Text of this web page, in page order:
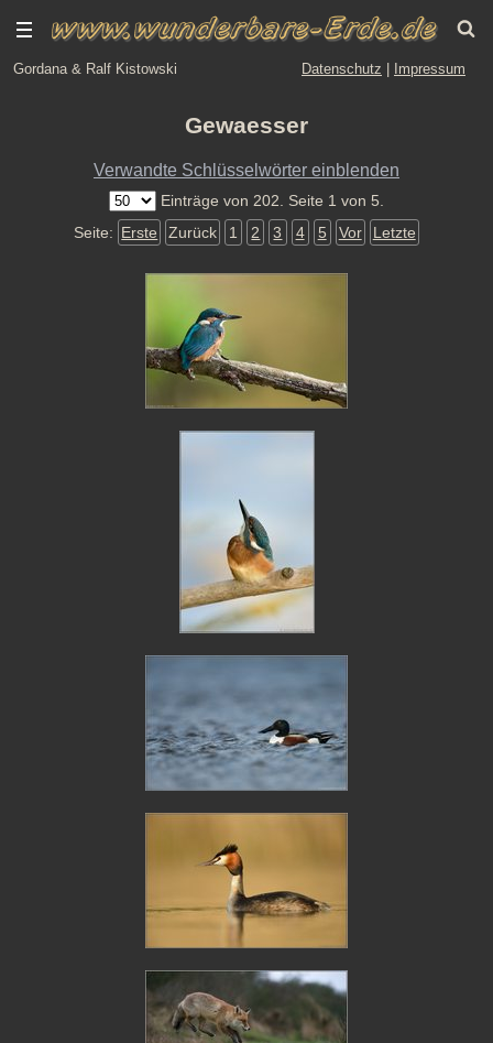
Gordana & Ralf Kistowski Datenschutz Impressum
Gewaesser
Verwandte Schlüsselwörter einblenden
Einträge von 202. Seite 1 von 5.
Seite: Erste Zurück 1 2 3 4 5 Vor Letzte